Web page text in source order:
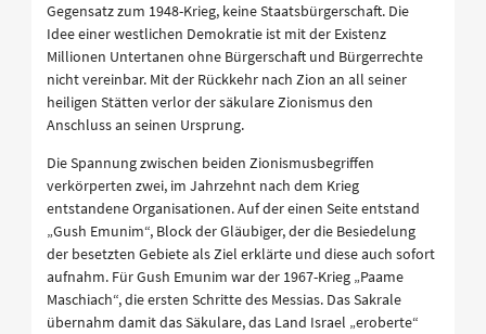
Gegensatz zum 1948-Krieg, keine Staatsbürgerschaft. Die
Idee einer westlichen Demokratie ist mit der Existenz
Millionen Untertanen ohne Bürgerschaft und Bürgerrechte
nicht vereinbar. Mit der Rückkehr nach Zion an all seiner
heiligen Stätten verlor der säkulare Zionismus den
Anschluss an seinen Ursprung.
Die Spannung zwischen beiden Zionismusbegriffen
verkörperten zwei, im Jahrzehnt nach dem Krieg
entstandene Organisationen. Auf der einen Seite entstand
„Gush Emunim“, Block der Gläubiger, der die Besiedelung
der besetzten Gebiete als Ziel erklärte und diese auch sofort
aufnahm. Für Gush Emunim war der 1967-Krieg „Paame
Maschiach“, die ersten Schritte des Messias. Das Sakrale
übernahm damit das Säkulare, das Land Israel „eroberte“